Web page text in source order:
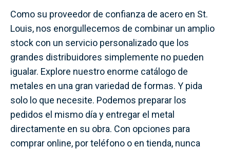
Como su proveedor de confianza de acero en St.
Louis, nos enorgullecemos de combinar un amplio
stock con un servicio personalizado que los
grandes distribuidores simplemente no pueden
igualar. Explore nuestro enorme catálogo de
metales en una gran variedad de formas. Y pida
solo lo que necesite. Podemos preparar los
pedidos el mismo día y entregar el metal
directamente en su obra. Con opciones para
comprar online, por teléfono o en tienda, nunca